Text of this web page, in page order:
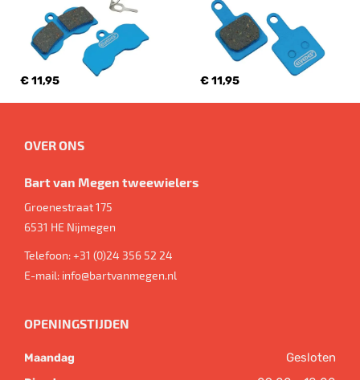
€ 11,95 € 11,95
OVER ONS
Bart van Megen tweewielers
Groenestraat 175
6531 HE Nijmegen
Telefoon:+31 (0)24 356 52 24
E-mail: info@bartvanmegen.nl
OPENINGSTIJDEN
Maandag Gesloten